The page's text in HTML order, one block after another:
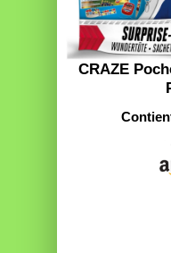
CRAZE